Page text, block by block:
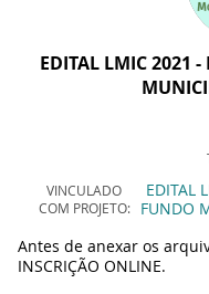
EDITAL LMIC 2021
VINCULADO
COM PROJETO
EDITAL
FUNDO
Antes de anexar os
INSCRIÇÃO ONLINE.